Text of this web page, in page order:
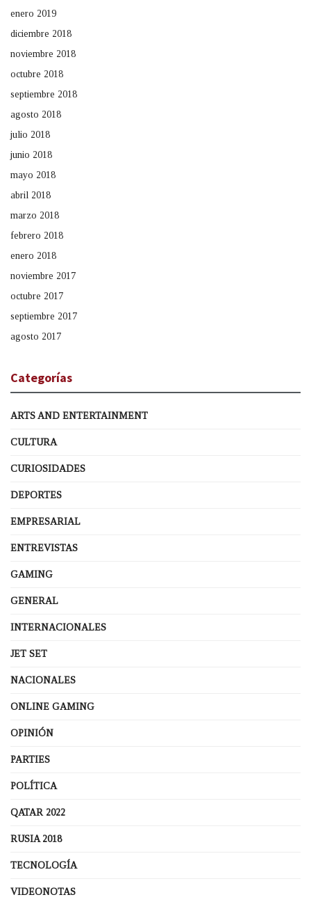
enero 2019
diciembre 2018
noviembre 2018
octubre 2018
septiembre 2018
agosto 2018
julio 2018
junio 2018
mayo 2018
abril 2018
marzo 2018
febrero 2018
enero 2018
noviembre 2017
octubre 2017
septiembre 2017
agosto 2017
Categorías
ARTS AND ENTERTAINMENT
CULTURA
CURIOSIDADES
DEPORTES
EMPRESARIAL
ENTREVISTAS
GAMING
GENERAL
INTERNACIONALES
JET SET
NACIONALES
ONLINE GAMING
OPINIÓN
PARTIES
POLÍTICA
QATAR 2022
RUSIA 2018
TECNOLOGÍA
VIDEONOTAS